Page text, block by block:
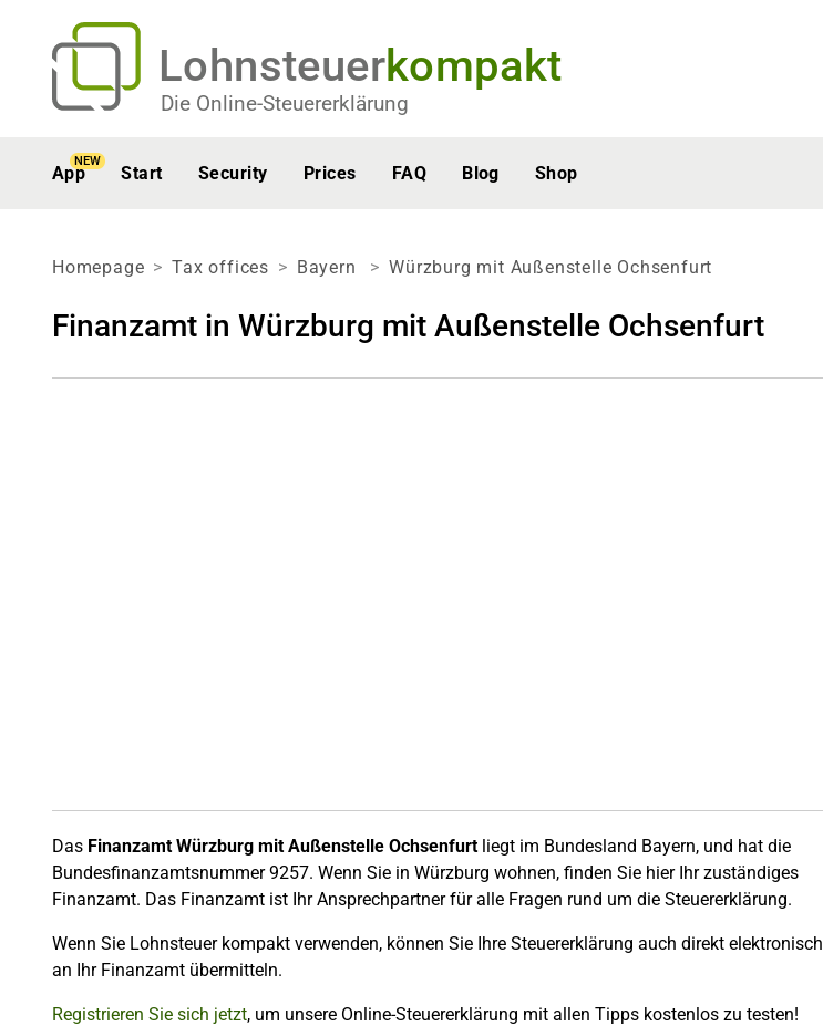
Lohnsteuerkompakt
Die Online-Steuererklärung
App
NEW
Start Security Prices FAQ Blog Shop
Homepage Tax offices Bayern Würzburg mit Außenstelle Ochsenfurt
Finanzamt in Würzburg mit Außenstelle Ochsenfurt
Das Finanzamt Würzburg mit Außenstelle Ochsenfurtliegt im Bundesland Bayern, und hat die
Bundesfinanzamtsnummer 9257. Wenn Sie in Würzburg wohnen, finden Sie hier Ihr zuständiges
Finanzamt. Das Finanzamt ist Ihr Ansprechpartner für alle Fragen rund um die Steuererklärung.
Wenn Sie Lohnsteuer kompakt verwenden, können Sie Ihre Steuererklärung auch direkt elektronisch
an Ihr Finanzamt übermitteln.
Registrieren Sie sich jetzt, um unsere Online-Steuererklärung mit allen Tipps kostenlos zu testen!